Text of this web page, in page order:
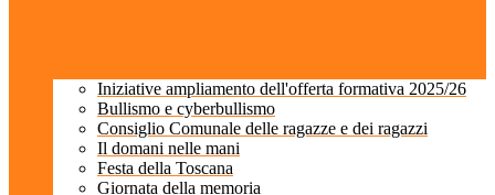
Iniziative ampliamento dell'offerta formativa 2025/26
Bullismo e cyberbullismo
Consiglio Comunale delle ragazze e dei ragazzi
Il domani nelle mani
Festa della Toscana
Giornata della memoria